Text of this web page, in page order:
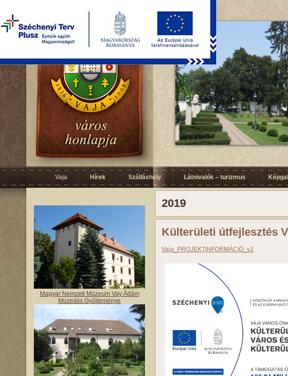
Vaja Hírek Szálláshely Látnivalók – turizmus
Magyar Nemzeti Múzeum Vay Ádám
Muzeális Gyűjteménye
2019
Külterületi útfejlesztés
Vaja_PROJEKTINFORMÁCIÓ_v1